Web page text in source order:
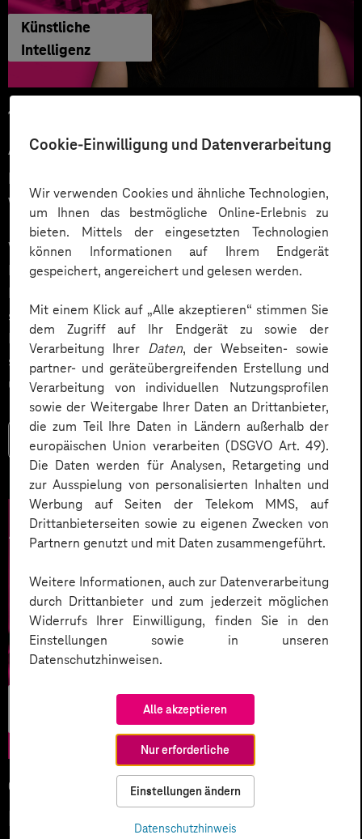
Cookie-Einwilligung und Datenverarbeitung
Wir verwenden Cookies und ähnliche Technologien,
um Ihnen das bestmögliche Online-Erlebnis zu
bieten. Mittels der eingesetzten Technologien
können Informationen auf Ihrem Endgerät
gespeichert, angereichert und gelesen werden.
Mit einem Klick auf „Alle akzeptieren“ stimmen Sie
dem Zugriff auf Ihr Endgerät zu sowie der
Verarbeitung Ihrer Daten, der Webseiten- sowie
partner- und geräteübergreifenden Erstellung und
Verarbeitung von individuellen Nutzungsprofilen
sowie der Weitergabe Ihrer Daten an Drittanbieter,
die zum Teil Ihre Daten in Ländern außerhalb der
europäischen Union verarbeiten (DSGVO Art. 49).
Die Daten werden für Analysen, Retargeting und
zur Ausspielung von personalisierten Inhalten und
Werbung auf Seiten der Telekom MMS, auf
Drittanbieterseiten sowie zu eigenen Zwecken von
Partnern genutzt und mit Daten zusammengeführt.
Weitere Informationen, auch zur Datenverarbeitung
durch Drittanbieter und zum jederzeit möglichen
Widerrufs Ihrer Einwilligung, finden Sie in den
Einstellungen sowie in unseren
Datenschutzhinweisen.
Alle akzeptieren
Nur erforderliche
Einstellungen ändern
Datenschutzhinweis
Künstliche
Intelligenz
12.03.2026
Automatisiert gedacht,
menschlich gewünscht: Die
Wahrheit über KI im Kundendialog
Wie gelingt Conversational AI wirklich – jenseits von
Hype und „Magic Button“? Im Podcast erklärt Dr.
Laura Dreessen, warum erfolgreiche KI‑Dialogsysteme
strategische Beratung, gutes UX‑Design, klare
Prozesse und realistische Erwartungen brauchen. Ein
spannender Blick auf das Zusammenspiel von Mensch
und KI.
Mehr lesen
05.02.2026
KI-Wettlauf 2026: Innovationen,